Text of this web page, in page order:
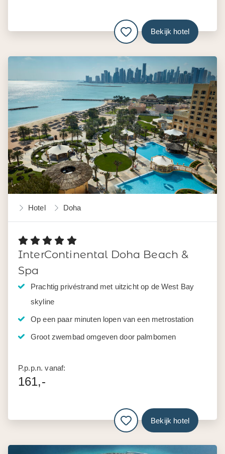
Bekijk hotel
Hotel Doha
InterContinental Doha Beach &
Spa
Prachtig privéstrand met uitzicht op de West Bay
skyline
Op een paar minuten lopen van een metrostation
Groot zwembad omgeven door palmbomen
P.p.p.n. vanaf:
161,-
Bekijk hotel